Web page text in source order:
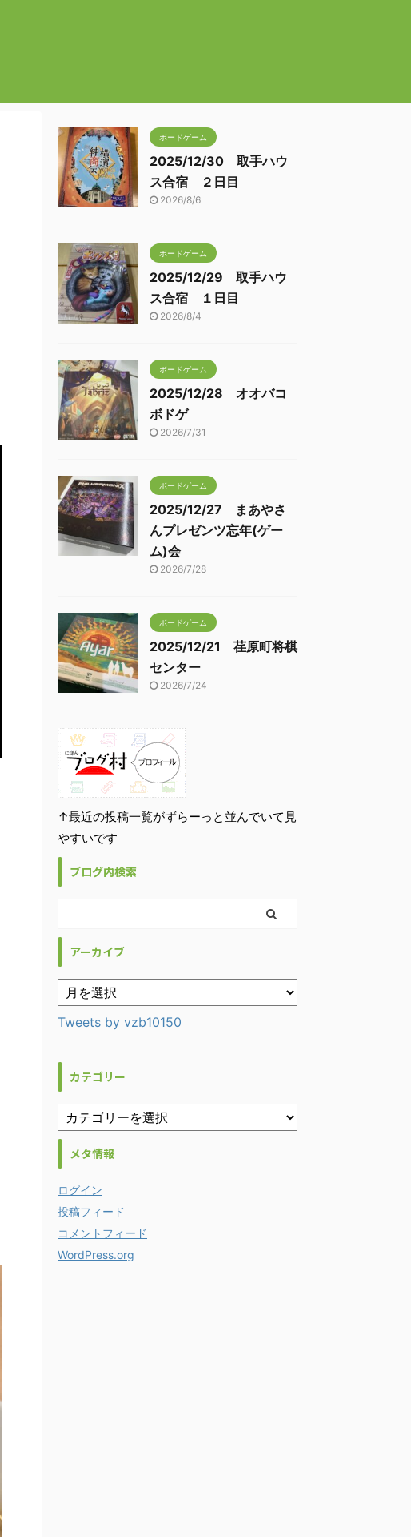
ボードゲーム
2025/12/30 取手ハウ
ス合宿 ２日目
2026/8/6
ボードゲーム
2025/12/29 取手ハウ
ス合宿 １日目
2026/8/4
ボードゲーム
2025/12/28 オオバコ
ボドゲ
2026/7/31
ボードゲーム
2025/12/27 まあやさ
んプレゼンツ忘年(ゲー
ム)会
2026/7/28
ボードゲーム
2025/12/21 荏原町将棋
センター
2026/7/24
↑最近の投稿一覧がずらーっと並んでいて見
やすいです
ブログ内検索
アーカイブ
Tweets by vzb10150
カテゴリー
メタ情報
ログイン
投稿フィード
コメントフィード
WordPress.org